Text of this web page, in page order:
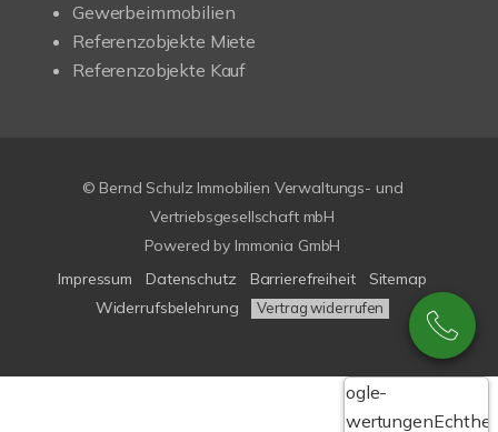
Gewerbeimmobilien
Referenzobjekte Miete
Referenzobjekte Kauf
© Bernd Schulz Immobilien Verwaltungs- und
Vertriebsgesellschaft mbH
Powered by Immonia GmbH
Impressum
Datenschutz Barrierefreiheit
Sitemap
Widerrufsbelehrung
Vertrag widerrufen
Google-
Bewertungen